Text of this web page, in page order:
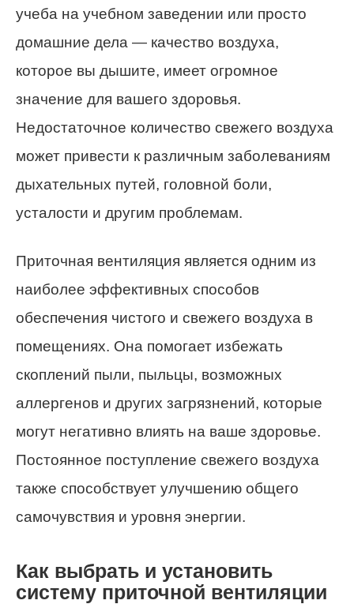
учеба на учебном заведении или просто
домашние дела — качество воздуха,
которое вы дышите, имеет огромное
значение для вашего здоровья.
Недостаточное количество свежего воздуха
может привести к различным заболеваниям
дыхательных путей, головной боли,
усталости и другим проблемам.
Приточная вентиляция является одним из
наиболее эффективных способов
обеспечения чистого и свежего воздуха в
помещениях. Она помогает избежать
скоплений пыли, пыльцы, возможных
аллергенов и других загрязнений, которые
могут негативно влиять на ваше здоровье.
Постоянное поступление свежего воздуха
также способствует улучшению общего
самочувствия и уровня энергии.
Как выбрать и установить
систему приточной вентиляции